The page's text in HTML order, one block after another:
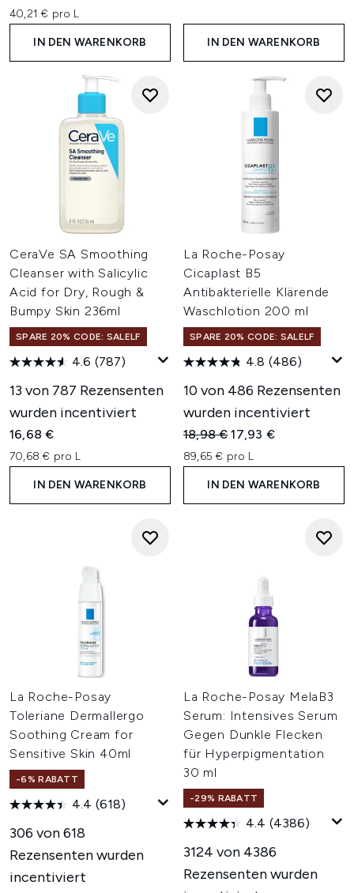
40,21 € pro L
IN DEN WARENKORB IN DEN WARENKORB
CeraVe SA Smoothing
Cleanser with Salicylic
Acid for Dry, Rough &
Bumpy Skin 236ml
SPARE 20% CODE: SALELF
4.6 (787)
13 von 787 Rezensenten
wurden incentiviert
16,68 €
70,68 € pro L
IN DEN WARENKORB
La Roche-Posay
Cicaplast B5
Antibakterielle Klärende
Waschlotion 200 ml
SPARE 20% CODE: SALELF
4.8 (486)
10 von 486 Rezensenten
wurden incentiviert
Unverbindliche
18,98 €Aktueller Preis:
17,93 €
89,65 € pro L
IN DEN WARENKORB
La Roche-Posay
Toleriane Dermallergo
Soothing Cream for
Sensitive Skin 40ml
-6% RABATT
4.4 (618)
306 von 618
Rezensenten wurden
incentiviert
La Roche-Posay MelaB3
Serum: Intensives Serum
Gegen Dunkle Flecken
für Hyperpigmentation
30 ml
-29% RABATT
4.4 (4386)
3124 von 4386
Rezensenten wurden